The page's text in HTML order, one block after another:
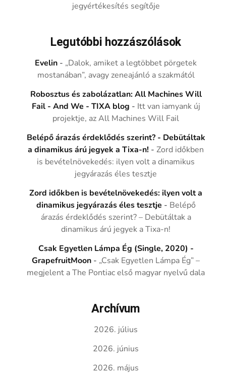
jegyértékesítés segítője
Legutóbbi hozzászólások
Evelin - „Dalok, amiket a legtöbbet pörgetek
mostanában”, avagy zeneajánló a szakmától
Robosztus és zabolázatlan: All Machines Will
Fail - And We - TIXA blog - Itt van iamyank új
projektje, az All Machines Will Fail
Belépő árazás érdeklődés szerint? - Debütáltak
a dinamikus árú jegyek a Tixa-n! -Zord időkben
is bevételnövekedés: ilyen volt a dinamikus
jegyárazás éles tesztje
Zord időkben is bevételnövekedés: ilyen volt a
dinamikus jegyárazás éles tesztje - Belépő
árazás érdeklődés szerint? – Debütáltak a
dinamikus árú jegyek a Tixa-n!
Csak Egyetlen Lámpa Ég (Single, 2020) -
GrapefruitMoon - „Csak Egyetlen Lámpa Ég” –
megjelent a The Pontiac első magyar nyelvű dala
Archívum
2026. július
2026. június
2026. május